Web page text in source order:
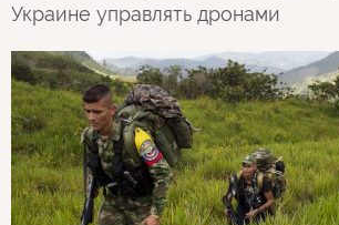
Украине управлять дронами